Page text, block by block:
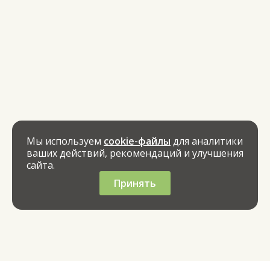
Мы используем cookie-файлы для аналитики
ваших действий, рекомендаций и улучшения
сайта.
Принять